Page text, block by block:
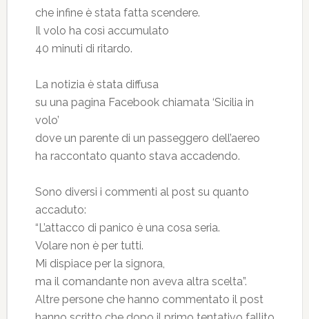
che infine è stata fatta scendere.
Il volo ha così accumulato
40 minuti di ritardo.
La notizia è stata diffusa
su una pagina Facebook chiamata ‘Sicilia in
volo’
dove un parente di un passeggero dell’aereo
ha raccontato quanto stava accadendo.
Sono diversi i commenti al post su quanto
accaduto:
“L’attacco di panico è una cosa seria.
Volare non è per tutti.
Mi dispiace per la signora,
ma il comandante non aveva altra scelta”.
Altre persone che hanno commentato il post